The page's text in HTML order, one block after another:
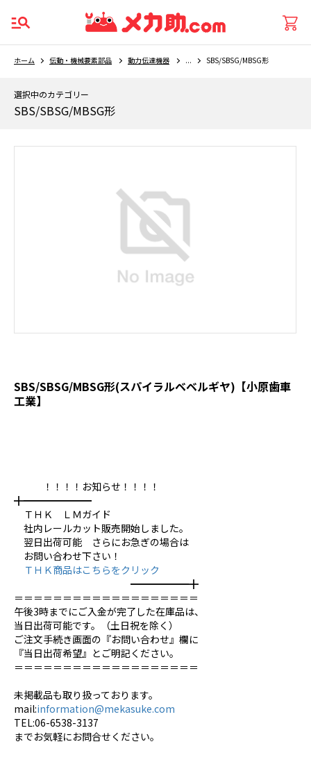
ホーム 伝動・機械要素部品 動力伝達機器 ... SBS/SBSG/MBSG形
選択中のカテゴリー
SBS/SBSG/MBSG形
SBS/SBSG/MBSG形(スパイラルベベルギヤ)【小原歯車
工業】
！！！！お知らせ！！！！
╋━━━━━━━
ＴＨＫ ＬＭガイド
社内レールカット販売開始しました。
翌日出荷可能 さらにお急ぎの場合は
お問い合わせ下さい！
ＴＨＫ商品はこちらをクリック
━━━━━━╋
＝＝＝＝＝＝＝＝＝＝＝＝＝＝＝＝＝＝＝
午後3時までにご入金が完了した在庫品は、
当日出荷可能です。（土日祝を除く）
ご注文手続き画面の『お問い合わせ』欄に
『当日出荷希望』とご明記ください。
＝＝＝＝＝＝＝＝＝＝＝＝＝＝＝＝＝＝＝
未掲載品も取り扱っております。
mail:information@mekasuke.com
TEL:06-6538-3137
までお気軽にお問合せください。